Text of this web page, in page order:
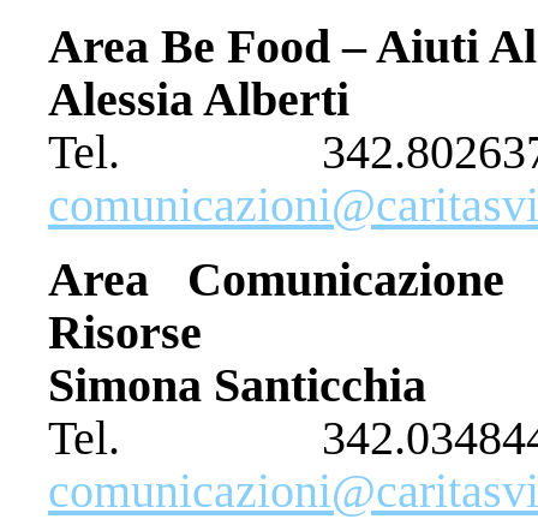
Area Be Food – Aiuti
Alessia Alberti
Tel.
Area
Risorse
Simona Santicchia
Tel.